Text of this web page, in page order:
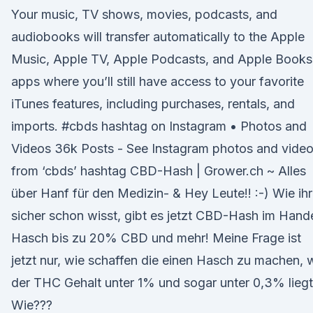
Your music, TV shows, movies, podcasts, and
audiobooks will transfer automatically to the Apple
Music, Apple TV, Apple Podcasts, and Apple Books
apps where you’ll still have access to your favorite
iTunes features, including purchases, rentals, and
imports. #cbds hashtag on Instagram • Photos and
Videos 36k Posts - See Instagram photos and
from ‘cbds’ hashtag CBD-Hash | Grower.ch ~ Alles
über Hanf für den Medizin- & Hey Leute!! :-) Wie ihr
sicher schon wisst, gibt es jetzt CBD-Hash im
Hasch bis zu 20% CBD und mehr! Meine Frage ist
jetzt nur, wie schaffen die einen Hasch zu machen,
der THC Gehalt unter 1% und sogar unter 0,3%
Wie???